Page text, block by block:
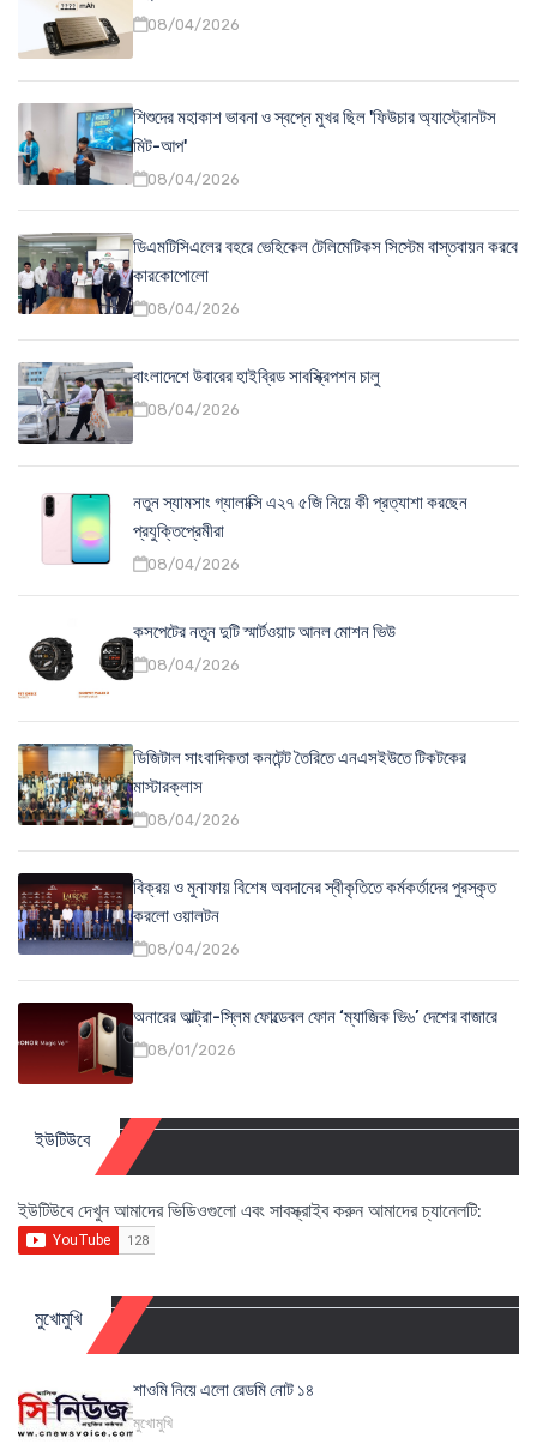
08/04/2026
শিশুদের মহাকাশ ভাবনা ও স্বপ্নে মুখর ছিল 'ফিউচার অ্যাস্ট্রোনটস
মিট-আপ'
08/04/2026
ডিএমটিসিএলের বহরে ভেহিকেল টেলিমেটিকস সিস্টেম বাস্তবায়ন করবে
কারকোপোলো
08/04/2026
বাংলাদেশে উবারের হাইব্রিড সাবস্ক্রিপশন চালু
08/04/2026
নতুন স্যামসাং গ্যালাক্সি এ২৭ ৫জি নিয়ে কী প্রত্যাশা করছেন
প্রযুক্তিপ্রেমীরা
08/04/2026
কসপেটের নতুন দুটি স্মার্টওয়াচ আনল মোশন ভিউ
08/04/2026
ডিজিটাল সাংবাদিকতা কনটেন্ট তৈরিতে এনএসইউতে টিকটকের
মাস্টারক্লাস
08/04/2026
বিক্রয় ও মুনাফায় বিশেষ অবদানের স্বীকৃতিতে কর্মকর্তাদের পুরস্কৃত
করলো ওয়ালটন
08/04/2026
অনারের আল্ট্রা-স্লিম ফোল্ডেবল ফোন ‘ম্যাজিক ভি৬’ দেশের বাজারে
08/01/2026
ইউটিউবে
ইউটিউবে দেখুন আমাদের ভিডিওগুলো এবং সাবস্ক্রাইব করুন আমাদের চ্যানেলটি:
মুখোমুখি
শাওমি নিয়ে এলো রেডমি নোট ১৪
মুখোমুখি